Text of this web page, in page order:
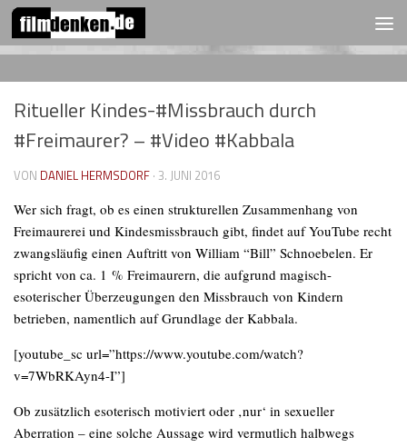
Zum Inhalt springenFOLGEN:
Ritueller Kindes-#Missbrauch durch
#Freimaurer? – #Video #Kabbala
VON DANIEL HERMSDORF · 3. JUNI 2016
Wer sich fragt, ob es einen strukturellen Zusammenhang von
Freimaurerei und Kindesmissbrauch gibt, findet auf YouTube recht
zwangsläufig einen Auftritt von William “Bill” Schnoebelen. Er
spricht von ca. 1 % Freimaurern, die aufgrund magisch-
esoterischer Überzeugungen den Missbrauch von Kindern
betrieben, namentlich auf Grundlage der Kabbala.
[youtube_sc url=”https://www.youtube.com/watch?
v=7WbRKAyn4-I”]
Ob zusätzlich esoterisch motiviert oder ‚nur‘ in sexueller
Aberration – eine solche Aussage wird vermutlich halbwegs